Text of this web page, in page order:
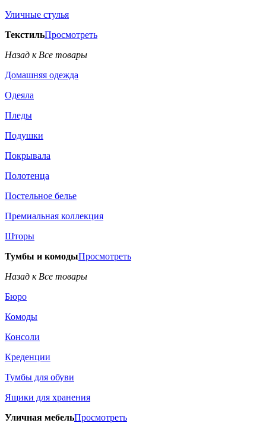
Уличные стулья
ТекстильПросмотреть
Назад к Все товары
Домашняя одежда
Одеяла
Пледы
Подушки
Покрывала
Полотенца
Постельное белье
Премиальная коллекция
Шторы
Тумбы и комодыПросмотреть
Назад к Все товары
Бюро
Комоды
Консоли
Креденции
Тумбы для обуви
Ящики для хранения
Уличная мебельПросмотреть